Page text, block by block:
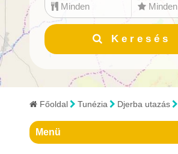
Minden Minden
Keresés
Bulgária
Ciprus
Dánia
Dél-Afrikai Köztársaság
Főoldal Tunézia Djerba utazás
Menü